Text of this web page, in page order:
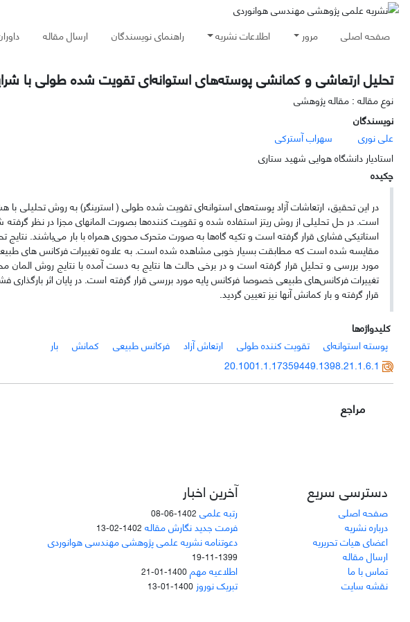
صفحه اصلی مرور اطلاعات نشریه راهنمای نویسندگان ارسال مقاله
تحلیل ارتعاشی و کمانشی پوسته‌های استوانه‌ای تقویت شده طولی با
نوع مقاله : مقاله پژوهشی
نویسندگان
علی نوری
سهراب آسترکی
استادیار دانشگاه ھوایی شھید ستاری
چکیده
در این تحقیق، ارتعاشات آزاد پوسته‌های استوانه‌ای تقویت شده طولی ( استرینگر) به روش تحلیلی با
است. در حل تحلیلی از روش ریتز استفاده شده و تقویت کننده‌ها بصورت المانهای مجزا در نظر گرفته
استاتیکی فشاری قرار گرفته است و تکیه گاهها به صورت متحرک محوری همراه با بار می‌باشند. نتایج
مقایسه شده است که مطابقت بسیار خوبی مشاهده شده است. به علاوه تغییرات فرکانس های
مورد بررسی و تحلیل قرار گرفته است و در برخی حالت ها نتایج به دست آمده با نتایج روش
تغییرات فرکانس‌های طبیعی خصوصا فرکانس پایه مورد بررسی قرار گرفته است. در پایان اثر
قرار گرفته و بار کمانش آنها نیز تعیین گردید.
کلیدواژه‌ها
پوسته استوانه‌ای
تقویت کننده طولی ارتعاش آزاد فرکانس طبیعی کمانش
بار
20.1001.1.17359449.1398.21.1.6.1
مراجع
دسترسی سریع
صفحه اصلی
درباره نشریه
اعضای هیات تحریریه
ارسال مقاله
تماس با ما
نقشه سایت
آخرین اخبار
رتبه علمی 1402-06-08
فرمت جدید نگارش مقاله 1402-02-13
دعوتنامه نشریه علمی پژوهشی مهندسی هوانوردی
1399-11-19
اطلاعیه مهم1400-01-21
تبریک نوروز 1400-01-13